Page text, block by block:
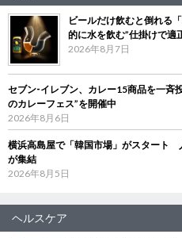
ビールだけ飲むと倒れる
的に水を飲む”仕掛けで適
2026年8月7日
セブン‐イレブン、カレー15商品を一
のカレーフェス”を開催中
2026年8月6日
横浜高島屋で「韓国市場」がスタート
が集結
2026年8月5日
ヘルスケア